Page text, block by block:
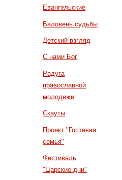
Евангельские
Баловень судьбы
Детский взгляд
С нами Бог
Радуга
православной
молодежи
Скауты
Проект "Гостевая
семья"
Фестиваль
"Царские дни"